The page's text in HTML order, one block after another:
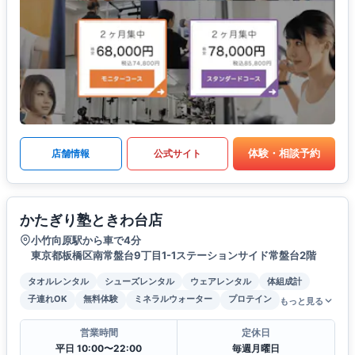
店舗情報 公式サイト 体験・相談予約
かたぎり塾ときわ台店
小竹向原駅から車で4分
東京都板橋区南常盤台9丁目1-1ステーションサイド常盤台2階
タオルレンタル シューズレンタル ウェアレンタル
体組成計
子連れOK
無料体験 ミネラルウォーター プロテイン もっと見る
営業時間
平日 10:00〜22:00
定休日
毎週月曜日